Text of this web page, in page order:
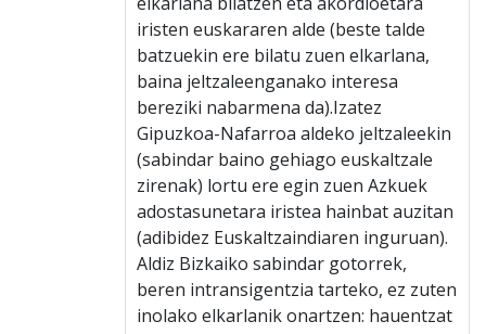
iristen euskararen alde (beste talde
batzuekin ere bilatu zuen elkarlana,
baina jeltzaleenganako interesa
bereziki nabarmena da).Izatez
Gipuzkoa-Nafarroa aldeko jeltzaleekin
(sabindar baino gehiago euskaltzale
zirenak) lortu ere egin zuen Azkuek
adostasunetara iristea hainbat auzitan
(adibidez Euskaltzaindiaren inguruan).
Aldiz Bizkaiko sabindar gotorrek,
beren intransigentzia tarteko, ez zuten
inolako elkarlanik onartzen: hauentzat